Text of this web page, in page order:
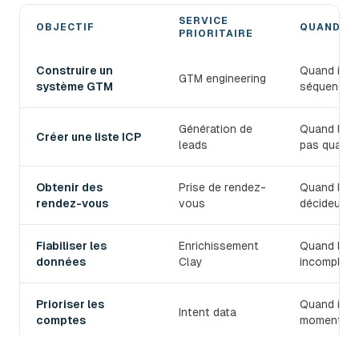
OBJECTIF
SERVICE
PRIORITAIRE
QUAND
Construire un
système GTM
GTM engineering
Quand il
Créer une liste ICP
Génération de
leads
Quand le
pas
Obtenir des
rendez-vous
Prise de rendez-
vous
Quand
décideurs.
Fiabiliser les
données
Enrichissement
Clay
Quand les
Prioriser les
comptes
Intent data
Quand il
moment.